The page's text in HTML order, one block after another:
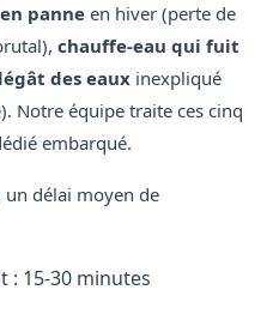
panneen hiver (perte de
chauffe-eau qui fuit
des eaux inexpliqué
Notre équipe traite ces cinq
embarqué.
un délai moyen de
: 15-30 minutes